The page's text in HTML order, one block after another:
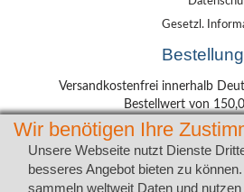
Gesetzl.
Bestellung
Versandkostenfrei innerhalb
Bestellwert von
Lieferung mit
Wir benötigen Ihre
Unsere Webseite nutzt Dienste
besseres Angebot bieten zu
sammeln weltweit Daten und